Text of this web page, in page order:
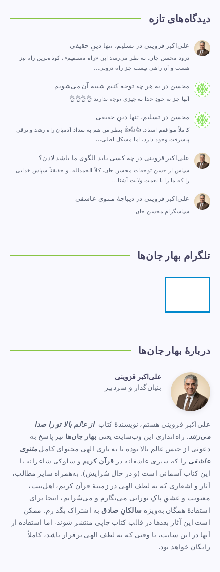
دیدگاه‌های تازه
علی‌اکبر قزوینی در تسلیم، تنها دینِ حقیقی
درود محسن جان. به نظر می‌رسد این «راه مستقیم»، کوتاه‌ترین راه نیز
هست و آن راهی نیست جز راه درونی…
محسن در به هر چه توجه کنیم شبیه آن می‌شویم
آنها جز به خودِ خدا به چیزی توجه ندارند 👌👌👌👌
محسن در تسلیم، تنها دینِ حقیقی
کاملاً موافقم استاد. 👍👍👍 بنظر من هم به تعداد آدمیان راه رشد و ترقی
پیشرفت وجود دارد. اما مشکل اصلی…
علی‌اکبر قزوینی در چه کسی باید الگوی ما باشد لادن؟
سپاس از حسن توجه‌ات محسن جان. کلاً الحمدلله. و حقیقتاً سپاس خدایی
را که ما را با نعمت ولایت آشنا…
علی‌اکبر قزوینی در دیباچهٔ مثنوی عاشقی
سپاسگزام محسن جان.
تلگرام بهار جان‌ها
دربارهٔ بهار جان‌ها
علی‌اکبر
قزوینی
علی‌اکبر قزوینی
بنیان‌گذار و سردبیر
علی‌اکبر قزوینی هستم، نویسندهٔ کتاباز عالم بالا تو را صدا
می‌زنند. راه‌اندازی این وب‌سایت یعنی بهار جان‌ها نیز پاسخ به
دعوتی از جنس عالم بالا بوده تا به یاری الهی محتوای کاملمثنوی
عاشقی را که سیری عاشقانه در قرآن کریم و سلوکی شاعرانه با
این کتاب آسمانی است (و در حال سُرایش)، به‌همراه سایر مطالب،
آثار و اشعاری که به لطف الهی در زمینهٔ قرآن کریم، اهل‌بیت،
معنویت و عشقِ پاکِ نورانی می‌نگارم و می‌سُرایم، اینجا برای
استفادهٔ همگان به‌ویژه سالکانِ صادق به اشتراک بگذارم. ممکن
است این آثار بعدها در قالب کتاب چاپی منتشر شوند، اما استفاده از
آنها در این سایت، تا وقتی که به لطف الهی برقرار باشد، کاملاً
رایگان خواهد بود.